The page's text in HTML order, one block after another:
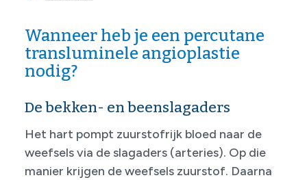
Wanneer heb je een percutane
transluminele angioplastie
nodig?
De bekken- en beenslagaders
Het hart pompt zuurstofrijk bloed naar de
weefsels via de slagaders (arteries). Op die
manier krijgen de weefsels zuurstof. Daarna